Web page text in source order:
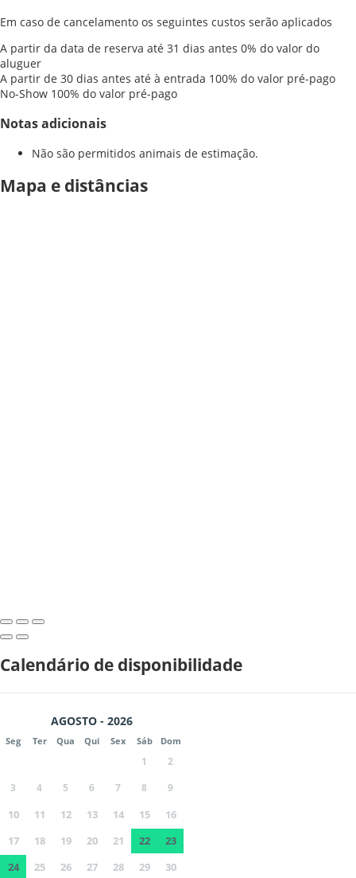
Em caso de cancelamento os seguintes custos serão aplicados
A partir da data de reserva até 31 dias antes 0% do valor do
aluguer
A partir de 30 dias antes até à entrada 100% do valor pré-pago
No-Show 100% do valor pré-pago
Notas adicionais
Não são permitidos animais de estimação.
Mapa e distâncias
Calendário de disponibilidade
AGOSTO - 2026
Seg Ter Qua Qui Sex Sáb Dom
1
2
3
4 5 6 7 8 9
10 11 12 13 14 15
16
17
18 19 20 21 22
23
24
25 26 27 28 29 30